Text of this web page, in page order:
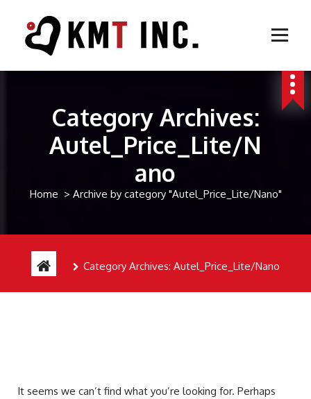
t
Category Archives:
Autel_Price_Lite/N
ano
Home > Archive by category "Autel_Price_Lite/Nano"
Category Archives: Autel_Price_Lite/Nano
It seems we can’t find what you’re looking for. Perhaps